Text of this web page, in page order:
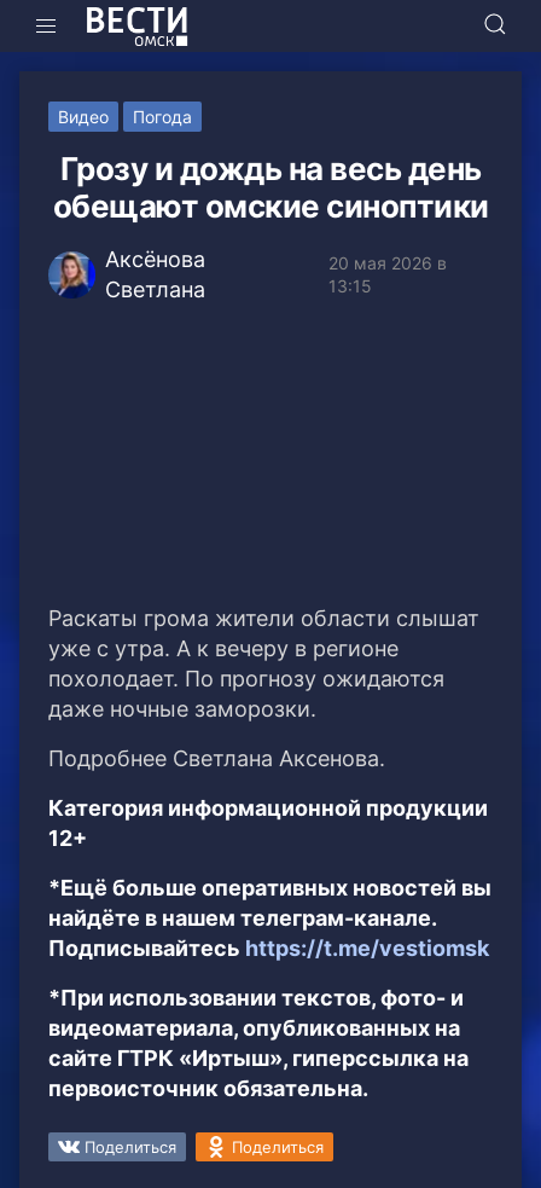
Видео Погода
Грозу и дождь на весь день
обещают омские синоптики
Аксёнова
Светлана
20 мая 2026 в
13:15
Раскаты грома жители области слышат
уже с утра. А к вечеру в регионе
похолодает. По прогнозу ожидаются
даже ночные заморозки.
Подробнее Светлана Аксенова.
Категория информационной продукции
12+
*Ещё больше оперативных новостей вы
найдёте в нашем телеграм-канале.
Подписывайтесь https://t.me/vestiomsk
*При использовании текстов, фото- и
видеоматериала, опубликованных на
сайте ГТРК «Иртыш», гиперссылка на
первоисточник обязательна.
Поделиться Поделиться